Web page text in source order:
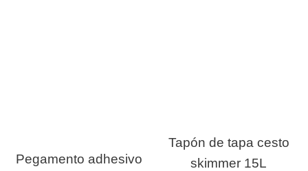
Pegamento adhesivo
Tapón de tapa cesto
skimmer 15L